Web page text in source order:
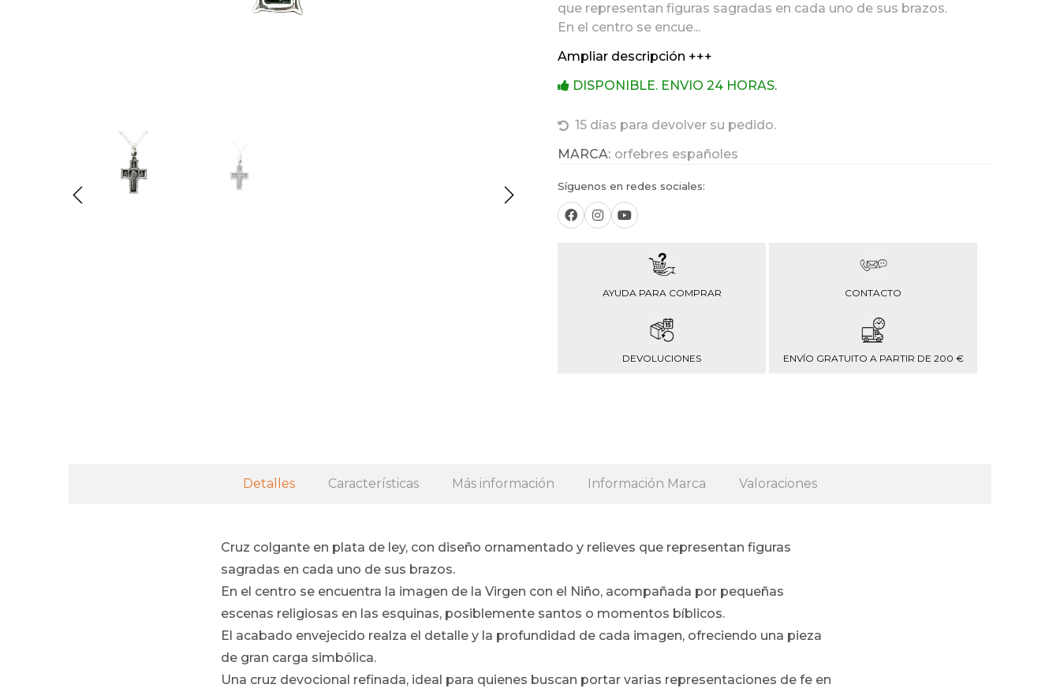
que representan figuras sagradas en cada uno de sus brazos.
En el centro se encue...
Ampliar descripción +++
DISPONIBLE. ENVIO 24 HORAS.
15 días para devolver su pedido.
MARCA: orfebres españoles
Síguenos en redes sociales:
AYUDA PARA COMPRAR CONTACTO
DEVOLUCIONES ENVÍO GRATUITO A PARTIR DE 200 €
Detalles Características Más información Información Marca Valoraciones
Cruz colgante en plata de ley, con diseño ornamentado y relieves que representan figuras
sagradas en cada uno de sus brazos.
En el centro se encuentra la imagen de la Virgen con el Niño, acompañada por pequeñas
escenas religiosas en las esquinas, posiblemente santos o momentos bíblicos.
El acabado envejecido realza el detalle y la profundidad de cada imagen, ofreciendo una pieza
de gran carga simbólica.
Una cruz devocional refinada, ideal para quienes buscan portar varias representaciones de fe en